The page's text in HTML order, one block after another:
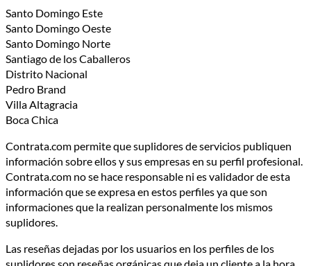
Santo Domingo Este
Santo Domingo Oeste
Santo Domingo Norte
Santiago de los Caballeros
Distrito Nacional
Pedro Brand
Villa Altagracia
Boca Chica
Contrata.com permite que suplidores de servicios publiquen
información sobre ellos y sus empresas en su perfil profesional.
Contrata.com no se hace responsable ni es validador de esta
información que se expresa en estos perfiles ya que son
informaciones que la realizan personalmente los mismos
suplidores.
Las reseñas dejadas por los usuarios en los perfiles de los